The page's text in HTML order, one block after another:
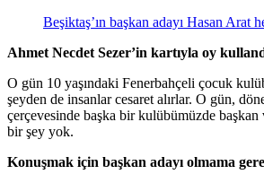
Beşiktaş’ın başkan adayı Hasan Arat
Ahmet Necdet Sezer’in kartıyla oy
O gün 10 yaşındaki Fenerbahçeli çocuk
şeyden de insanlar cesaret alırlar. O gün,
çerçevesinde başka bir kulübümüzde
bir şey yok.
Konuşmak için başkan adayı olmama